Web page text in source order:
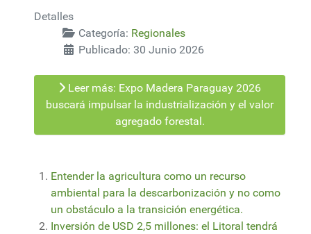
Detalles
Categoría: Regionales
Publicado: 30 Junio 2026
Leer más: Expo Madera Paraguay 2026
buscará impulsar la industrialización y el valor
agregado forestal.
Entender la agricultura como un recurso
ambiental para la descarbonización y no como
un obstáculo a la transición energética.
Inversión de USD 2,5 millones: el Litoral tendrá